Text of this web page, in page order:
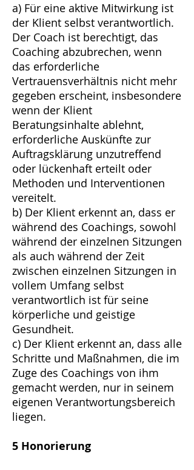
a) Für eine aktive Mitwirkung ist
der Klient selbst verantwortlich.
Der Coach ist berechtigt, das
Coaching abzubrechen, wenn
das erforderliche
Vertrauensverhältnis nicht mehr
gegeben erscheint, insbesondere
wenn der Klient
Beratungsinhalte ablehnt,
erforderliche Auskünfte zur
Auftragsklärung unzutreffend
oder lückenhaft erteilt oder
Methoden und Interventionen
vereitelt.
b) Der Klient erkennt an, dass er
während des Coachings, sowohl
während der einzelnen Sitzungen
als auch während der Zeit
zwischen einzelnen Sitzungen in
vollem Umfang selbst
verantwortlich ist für seine
körperliche und geistige
Gesundheit.
c) Der Klient erkennt an, dass alle
Schritte und Maßnahmen, die im
Zuge des Coachings von ihm
gemacht werden, nur in seinem
eigenen Verantwortungsbereich
liegen.
5 Honorierung